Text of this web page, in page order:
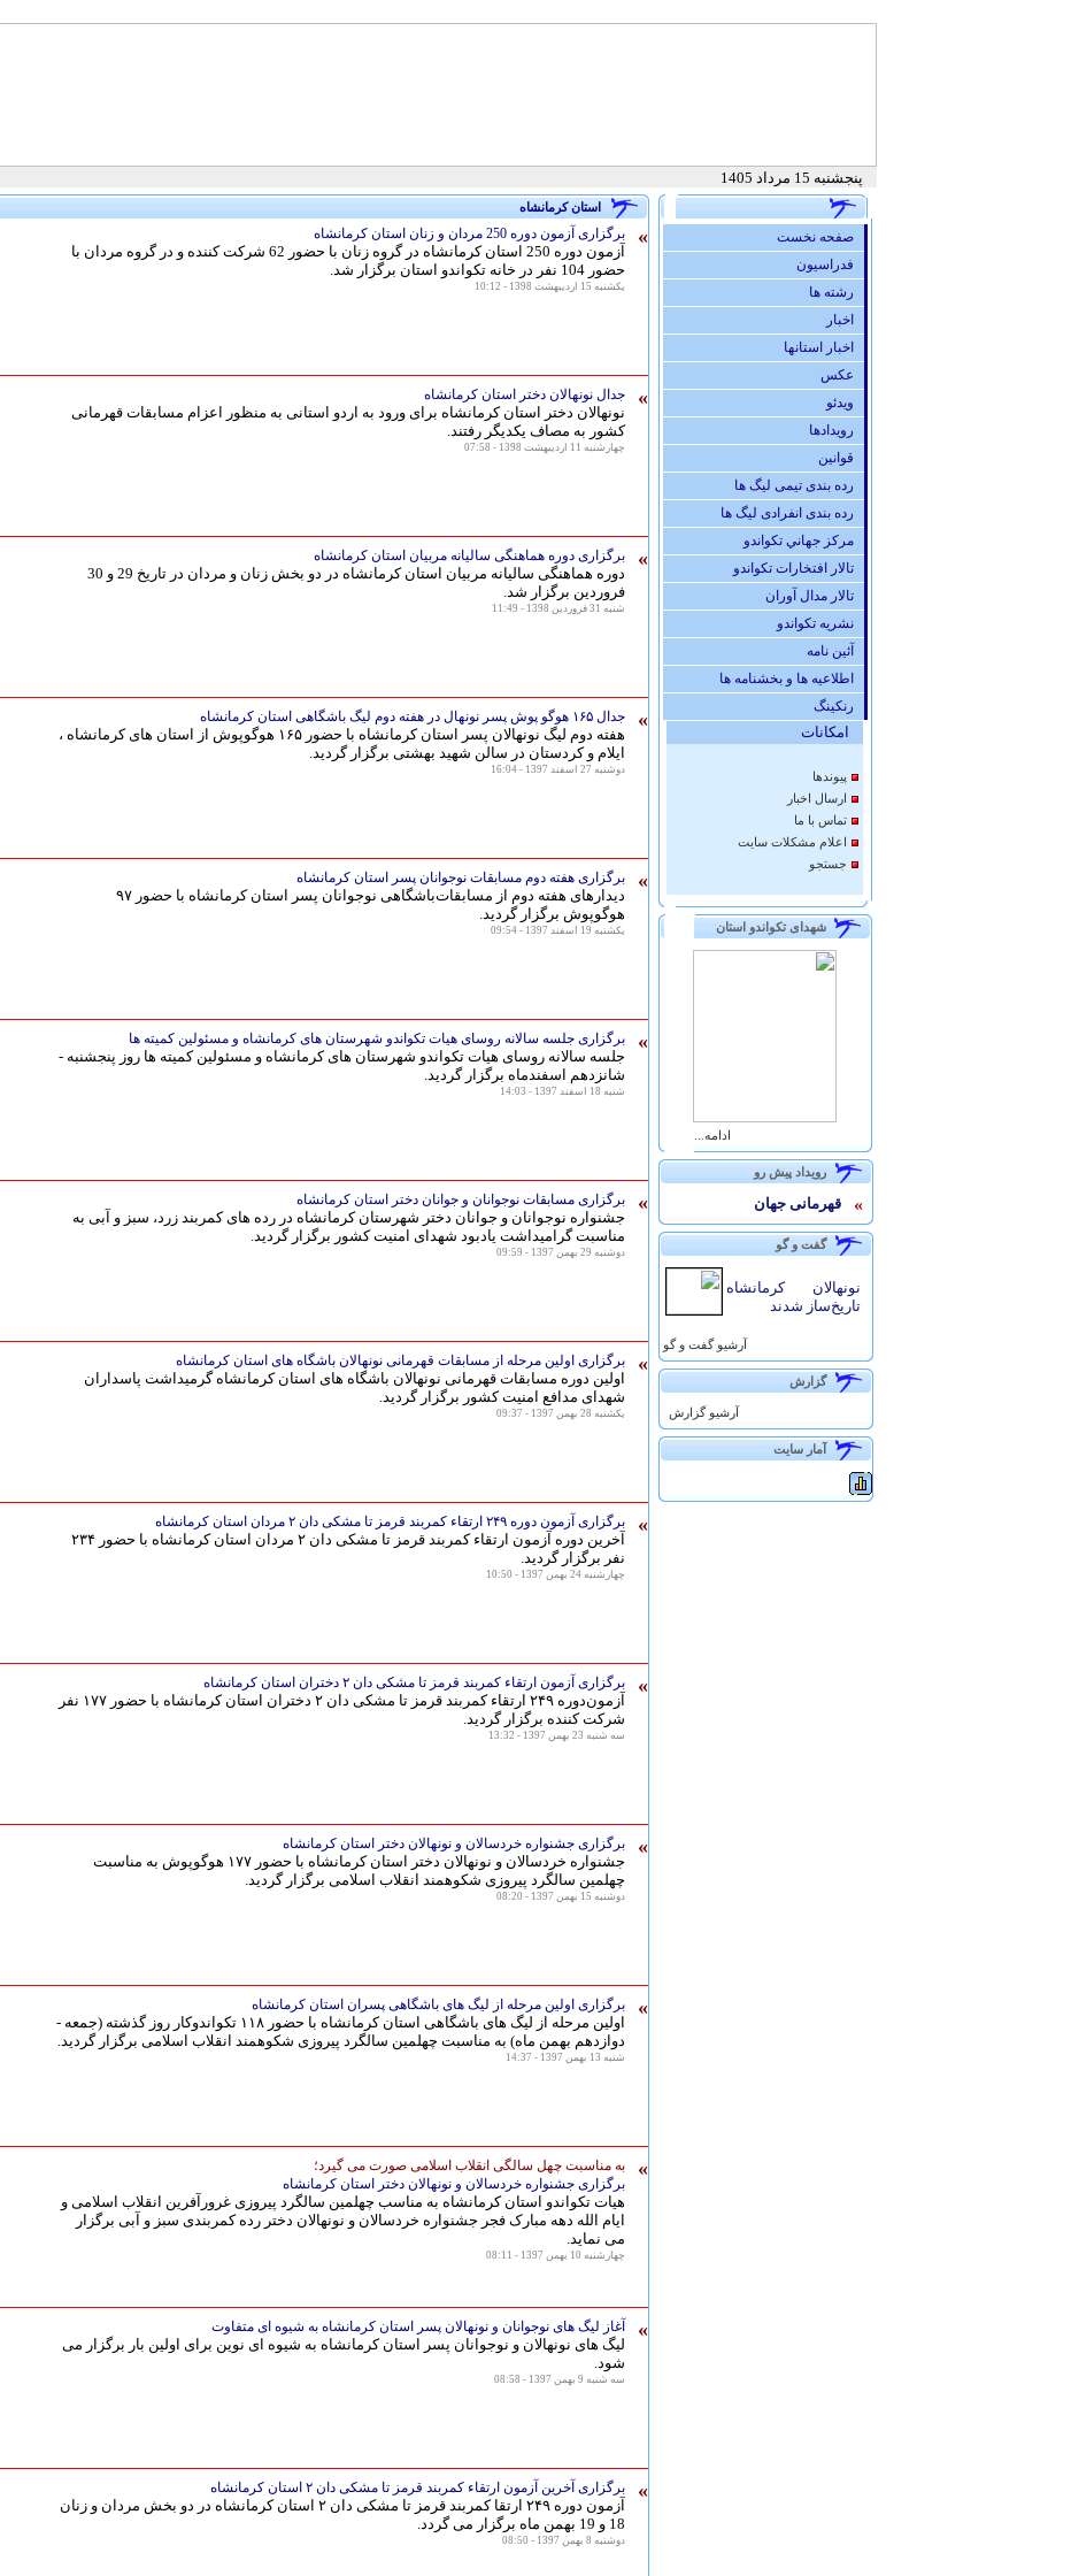
پنجشنبه 15 مرداد 1405
استان کرمانشاه
» برگزاری آزمون دوره 250 مردان و زنان استان کرمانشاه
آزمون دوره 250 استان کرمانشاه در گروه زنان با حضور 62 شرکت کننده و در گروه مردان با
حضور 104 نفر در خانه تکواندو استان برگزار شد.
يكشنبه 15 ارديبهشت 1398 - 10:12
» جدال نونهالان دختر استان کرمانشاه
نونهالان دختر استان کرمانشاه برای ورود به اردو استانی به منظور اعزام مسابقات قهرمانی
کشور به مصاف یکدیگر رفتند.
چهارشنبه 11 ارديبهشت 1398 - 07:58
» برگزاری دوره هماهنگی سالیانه مربیان استان کرمانشاه
دوره هماهنگی سالیانه مربیان استان کرمانشاه در دو بخش زنان و مردان در تاریخ 29 و 30
فروردین برگزار شد.
شنبه 31 فروردين 1398 - 11:49
» جدال ۱۶۵ هوگو پوش پسر نونهال در هفته دوم لیگ باشگاهی استان کرمانشاه
هفته دوم لیگ نونهالان پسر استان کرمانشاه با حضور ۱۶۵ هوگوپوش از استان های کرمانشاه ،
ایلام و کردستان در سالن شهید بهشتی برگزار گردید.
دوشنبه 27 اسفند 1397 - 16:04
» برگزاری هفته دوم مسابقات نوجوانان پسر استان کرمانشاه
دیدارهای هفته دوم از مسابقات‌باشگاهی نوجوانان پسر استان کرمانشاه با حضور ۹۷
هوگوپوش برگزار گردید.
يكشنبه 19 اسفند 1397 - 09:54
» برگزاری جلسه سالانه روسای هیات تکواندو شهرستان های کرمانشاه و مسئولین کمیته ها
جلسه سالانه روسای هیات تکواندو شهرستان های کرمانشاه و مسئولین کمیته ها روز پنجشنبه -
شانزدهم اسفندماه برگزار گردید.
شنبه 18 اسفند 1397 - 14:03
» برگزاری مسابقات نوجوانان و جوانان دختر استان کرمانشاه
جشنواره نوجوانان و جوانان دختر شهرستان کرمانشاه در رده های کمربند زرد، سبز و آبی به
مناسبت گرامیداشت یادبود شهدای امنیت کشور برگزار گردید.
دوشنبه 29 بهمن 1397 - 09:59
» برگزاری اولین مرحله از مسابقات قهرمانی نونهالان باشگاه های استان کرمانشاه
اولین دوره مسابقات قهرمانی نونهالان باشگاه های استان کرمانشاه گرمیداشت پاسداران
شهدای مدافع امنیت کشور برگزار گردید.
يكشنبه 28 بهمن 1397 - 09:37
» برگزاری آزمون دوره ۲۴۹ ارتقاء کمربند قرمز تا مشکی دان ۲ مردان استان کرمانشاه
آخرین دوره آزمون ارتقاء کمربند قرمز تا مشکی دان ۲ مردان استان کرمانشاه با حضور ۲۳۴
نفر برگزار گردید.
چهارشنبه 24 بهمن 1397 - 10:50
» برگزاری آزمون ارتقاء کمربند قرمز تا مشکی دان ۲ دختران استان کرمانشاه
آزمون‌دوره ۲۴۹ ارتقاء کمربند قرمز تا مشکی دان ۲ دختران استان کرمانشاه با حضور ۱۷۷ نفر
شرکت کننده برگزار گردید.
سه شنبه 23 بهمن 1397 - 13:32
» برگزاری جشنواره خردسالان و نونهالان دختر استان کرمانشاه
جشنواره خردسالان و نونهالان دختر استان کرمانشاه با حضور ۱۷۷ هوگوپوش به مناسبت
چهلمین سالگرد پیروزی شکوهمند انقلاب اسلامی برگزار گردید.
دوشنبه 15 بهمن 1397 - 08:20
» برگزاری اولین مرحله از لیگ های باشگاهی پسران استان کرمانشاه
اولین مرحله از لیگ های باشگاهی استان کرمانشاه با حضور ۱۱۸ تکواندوکار روز گذشته (جمعه -
دوازدهم بهمن ماه) به مناسبت چهلمین سالگرد پیروزی شکوهمند انقلاب اسلامی برگزار گردید.
شنبه 13 بهمن 1397 - 14:37
»
به مناسبت چهل سالگی انقلاب اسلامی صورت می گیرد؛
برگزاری جشنواره خردسالان و نونهالان دختر استان کرمانشاه
هیات تکواندو استان کرمانشاه به مناسب چهلمین سالگرد پیروزی غرورآفرین انقلاب اسلامی و
ایام الله دهه مبارک فجر جشنواره خردسالان و نونهالان دختر رده کمربندی سبز و آبی برگزار
می نماید.
چهارشنبه 10 بهمن 1397 - 08:11
» آغاز لیگ های نوجوانان و نونهالان پسر استان کرمانشاه به شیوه ای متفاوت
لیگ های نونهالان و نوجوانان پسر استان کرمانشاه به شیوه ای نوین برای اولین بار برگزار می
شود.
سه شنبه 9 بهمن 1397 - 08:58
» برگزاری آخرین آزمون ارتقاء کمربند قرمز تا مشکی دان ۲ استان کرمانشاه
آزمون دوره ۲۴۹ ارتقا کمربند قرمز تا مشکی دان ۲ استان کرمانشاه در دو بخش مردان و زنان
18 و 19 بهمن ماه برگزار می گردد.
دوشنبه 8 بهمن 1397 - 08:50
صفحه نخست
فدراسيون
رشته ها
اخبار
اخبار استانها
عكس
ویدئو
رويدادها
قوانين
رده بندی تیمی لیگ ها
رده بندی انفرادی لیگ ها
مركز جهاني تكواندو
تالار افتخارات تكواندو
تالار مدال آوران
نشريه تكواندو
آئين نامه
اطلاعیه ها و بخشنامه ها
رنكينگ
امكانات
پيوندها
ارسال اخبار
تماس با ما
اعلام مشكلات سايت
جستجو
شهدای تکواندو استان
...ادامه
رويداد پيش رو
قهرمانی جهان »
گفت و گو
نونهالان کرمانشاه
تاریخ‌ساز شدند
آرشيو گفت و گو
گزارش
آرشيو گزارش
آمار سايت